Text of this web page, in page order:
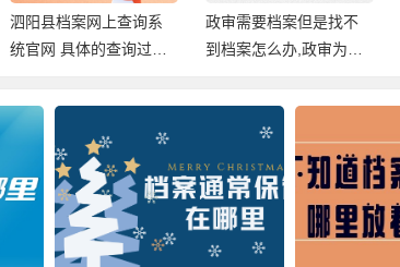
泗阳县档案网上查询系
统官网 具体的查询过程
政审需要档案但是找不
到档案怎么办,政审为什